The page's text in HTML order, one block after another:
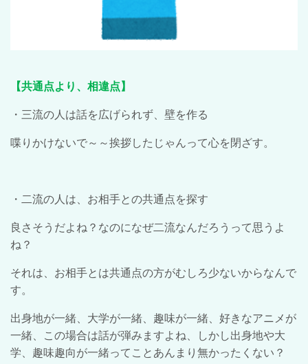
【共通点より、相違点】
・三流の人は話を広げられず、壁を作る
喋りかけないで～～挨拶したじゃんって心を閉ざす。
・二流の人は、お相手との共通点を探す
良さそうだよね？なのになぜ二流なんだろうって思うよ
ね？
それは、お相手とは共通点の方がむしろ少ないからなんで
す。
出身地が一緒、大学が一緒、趣味が一緒、好きなアニメが
一緒、この場合は話が弾みますよね、しかし出身地や大
学、趣味趣向が一緒ってことあんまり無かったくない？